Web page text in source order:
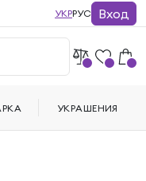
УКРРУС Вход
УКРАШЕНИЯ